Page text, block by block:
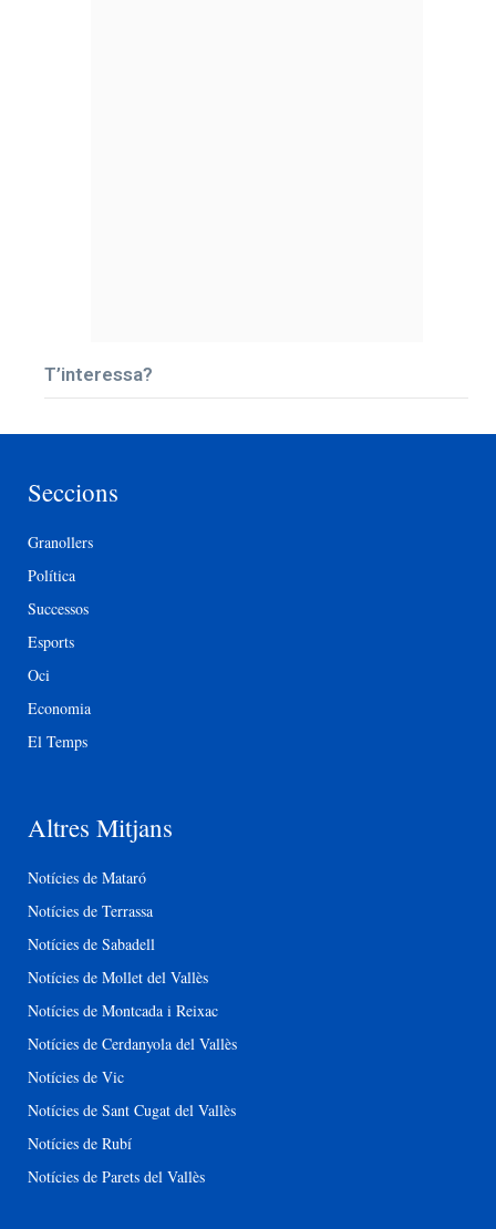
T’interessa?
Seccions
Granollers
Política
Successos
Esports
Oci
Economia
El Temps
Altres Mitjans
Notícies de Mataró
Notícies de Terrassa
Notícies de Sabadell
Notícies de Mollet del Vallès
Notícies de Montcada i Reixac
Notícies de Cerdanyola del Vallès
Notícies de Vic
Notícies de Sant Cugat del Vallès
Notícies de Rubí
Notícies de Parets del Vallès